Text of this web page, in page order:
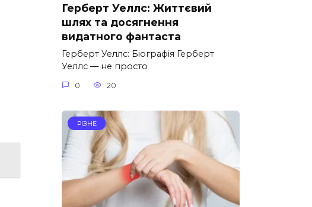
Герберт Уеллс: Життєвий
шлях та досягнення
видатного фантаста
Герберт Уеллс: Біографія Герберт
Уеллс — не просто
0 20
РІЗНЕ